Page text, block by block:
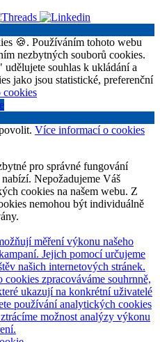
🍪. Používáním tohoto webu
nezbytných souborů cookies.
souhlas k ukládání a
jako jsou statistické, preferenční
Více informací o cookies
pro správné fungování
Nepožadujeme Váš
cookies na našem webu. Z
nemohou být individuálně
měření výkonu našeho
Jejich pomocí určujeme
našich internetových stránek.
zpracováváme souhrnně,
ukazují na konkrétní uživatelé
používání analytických cookies
možnost analýzy výkonu